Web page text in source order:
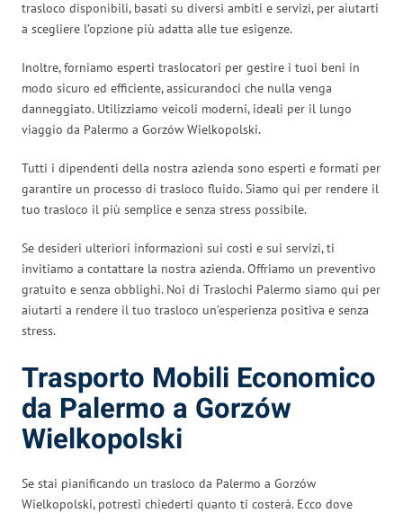
trasloco disponibili, basati su diversi ambiti e servizi, per aiutarti
a scegliere l’opzione più adatta alle tue esigenze.
Inoltre, forniamo esperti traslocatori per gestire i tuoi beni in
modo sicuro ed efficiente, assicurandoci che nulla venga
danneggiato. Utilizziamo veicoli moderni, ideali per il lungo
viaggio da Palermo a Gorzów Wielkopolski.
Tutti i dipendenti della nostra azienda sono esperti e formati per
garantire un processo di trasloco fluido. Siamo qui per rendere il
tuo trasloco il più semplice e senza stress possibile.
Se desideri ulteriori informazioni sui costi e sui servizi, ti
invitiamo a contattare la nostra azienda. Offriamo un preventivo
gratuito e senza obblighi. Noi di Traslochi Palermo siamo qui per
aiutarti a rendere il tuo trasloco un’esperienza positiva e senza
stress.
Trasporto Mobili Economico
da Palermo a Gorzów
Wielkopolski
Se stai pianificando un trasloco da Palermo a Gorzów
Wielkopolski, potresti chiederti quanto ti costerà. Ecco dove